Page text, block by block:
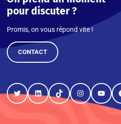
pour discuter ?
Promis, on vous répond vite !
CONTACT
TwitterLinkedInTikTokInstagram